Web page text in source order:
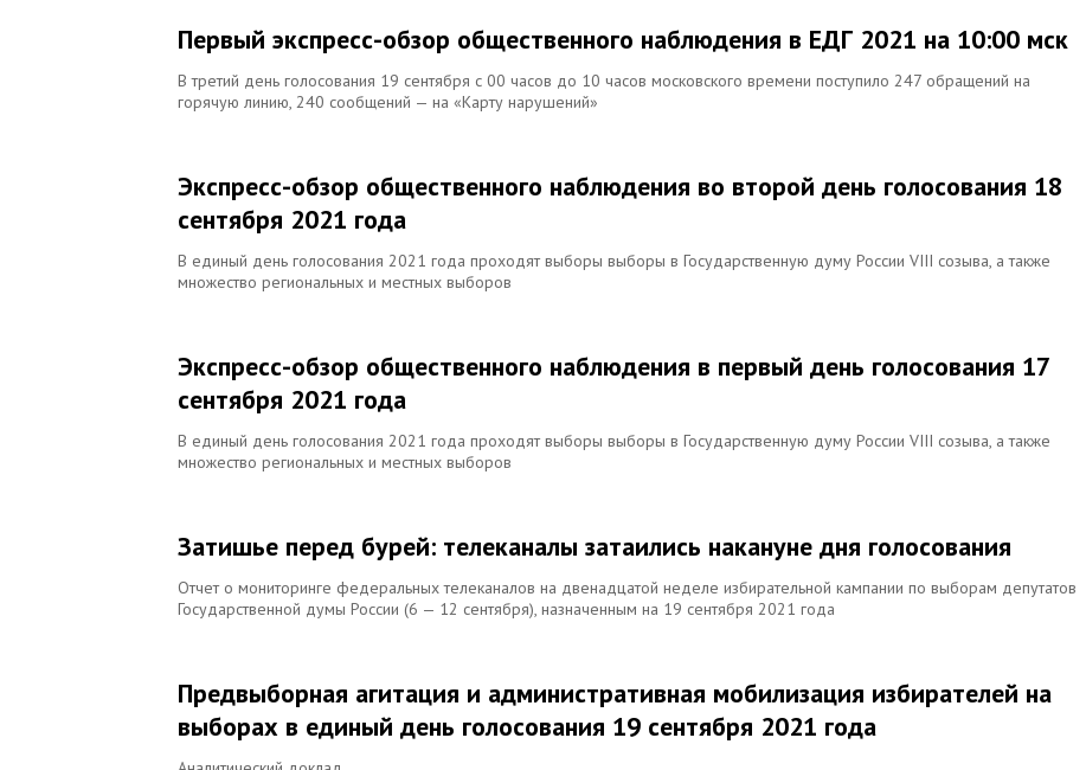
Первый экспресс-обзор общественного наблюдения в ЕДГ 2021 на 10:00 мск
В третий день голосования 19 сентября с 00 часов до 10 часов московского времени поступило 247 обращений на
горячую линию, 240 сообщений — на «Карту нарушений»
Экспресс-обзор общественного наблюдения во второй день голосования 18
сентября 2021 года
В единый день голосования 2021 года проходят выборы выборы в Государственную думу России VIII созыва, а также
множество региональных и местных выборов
Экспресс-обзор общественного наблюдения в первый день голосования 17
сентября 2021 года
В единый день голосования 2021 года проходят выборы выборы в Государственную думу России VIII созыва, а также
множество региональных и местных выборов
Затишье перед бурей: телеканалы затаились накануне дня голосования
Отчет о мониторинге федеральных телеканалов на двенадцатой неделе избирательной кампании по выборам депутатов
Государственной думы России (6 — 12 сентября), назначенным на 19 сентября 2021 года
Предвыборная агитация и административная мобилизация избирателей на
выборах в единый день голосования 19 сентября 2021 года